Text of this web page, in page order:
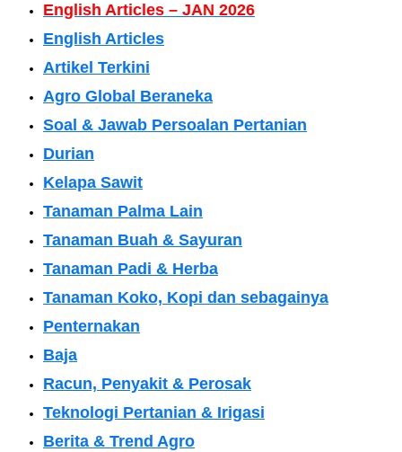
English Articles – JAN 2026
English Articles
Artikel Terkini
Agro Global Beraneka
Soal & Jawab Persoalan Pertanian
Durian
Kelapa Sawit
Tanaman Palma Lain
Tanaman Buah & Sayuran
Tanaman Padi & Herba
Tanaman Koko, Kopi dan sebagainya
Penternakan
Baja
Racun, Penyakit & Perosak
Teknologi Pertanian & Irigasi
Berita & Trend Agro